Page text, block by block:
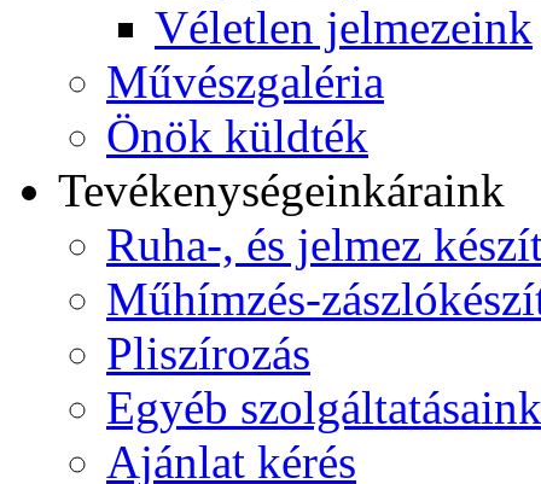
Véletlen jelmezeink
Művészgaléria
Önök küldték
Tevékenységeinkáraink
Ruha-, és jelmez
Műhímzés-
Pliszírozás
Egyéb szolgáltatásaink
Ajánlat kérés